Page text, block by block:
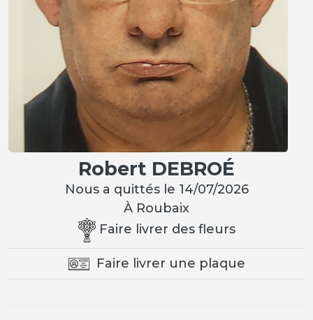
Robert DEBROÉ
Nous a quittés le 14/07/2026
À Roubaix
Faire livrer des fleurs
Faire livrer une plaque